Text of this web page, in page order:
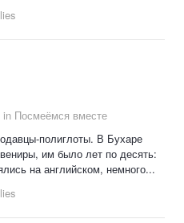
in Посмеёмся вместе
полиглоты. В Бухаре
им было лет по десять:
на английском, немного...